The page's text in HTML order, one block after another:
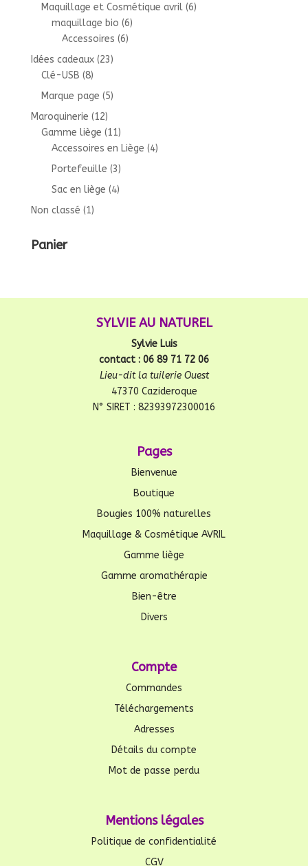
Maquillage et Cosmétique avril (6)
maquillage bio (6)
Accessoires (6)
Idées cadeaux (23)
Clé-USB (8)
Marque page (5)
Maroquinerie (12)
Gamme liège (11)
Accessoires en Liège (4)
Portefeuille (3)
Sac en liège (4)
Non classé (1)
Panier
SYLVIE AU NATUREL
Sylvie Luis
contact : 06 89 71 72 06
Lieu-dit la tuilerie Ouest
47370 Cazideroque
N° SIRET : 82393972300016
Pages
Bienvenue
Boutique
Bougies 100% naturelles
Maquillage & Cosmétique AVRIL
Gamme liège
Gamme aromathérapie
Bien-être
Divers
Compte
Commandes
Téléchargements
Adresses
Détails du compte
Mot de passe perdu
Mentions légales
Politique de confidentialité
CGV